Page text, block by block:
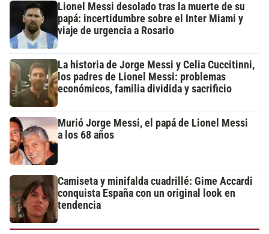
Lionel Messi desolado tras la muerte de su
papá: incertidumbre sobre el Inter Miami y
viaje de urgencia a Rosario
La historia de Jorge Messi y Celia Cuccitinni,
los padres de Lionel Messi: problemas
económicos, familia dividida y sacrificio
Murió Jorge Messi, el papá de Lionel Messi
a los 68 años
Camiseta y minifalda cuadrillé: Gime Accardi
conquista España con un original look en
tendencia